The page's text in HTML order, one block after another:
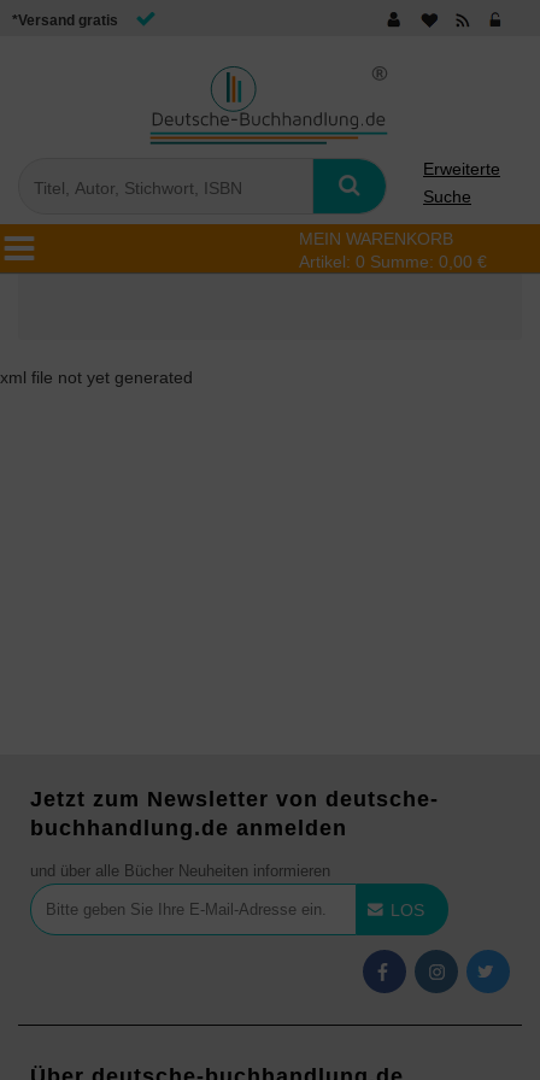
*Versand gratis
Erweiterte
Suche
MEIN WARENKORB
Artikel: 0 Summe: 0,00 €
xml file not yet generated
Jetzt zum Newsletter von deutsche-
buchhandlung.de anmelden
und über alle Bücher Neuheiten informieren
LOS